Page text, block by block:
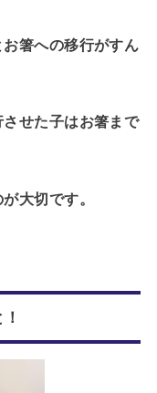
箸への移行がすん
せた子はお箸まで
大切です。